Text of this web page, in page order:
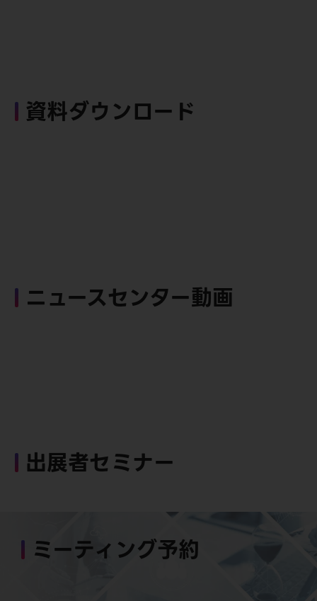
資料ダウンロード
ニュースセンター動画
出展者セミナー
ミーティング予約